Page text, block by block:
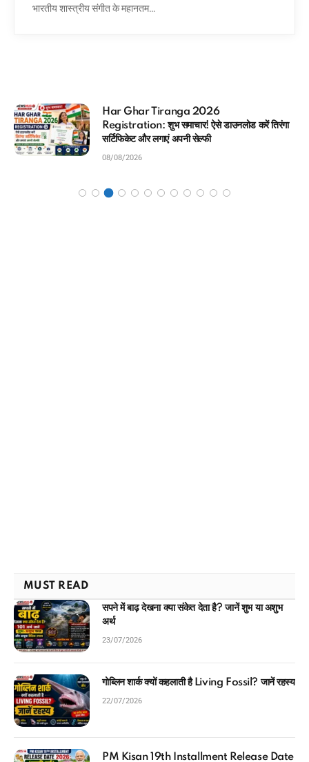
भारतीय शास्त्रीय संगीत के महानतम…
2026
समाचार! ऐसे डाउनलोड करें तिरंगा
अपनी सेल्फी
मिनटों में चेक करने
MUST READ
सपने में बाढ़ देखना क्या संकेत देता है? जानें शुभ या अशुभ
अर्थ
23/07/2026
गोब्लिन शार्क क्यों कहलाती है Living Fossil? जानें रहस्य
22/07/2026
PM Kisan 19th Installment Release Date